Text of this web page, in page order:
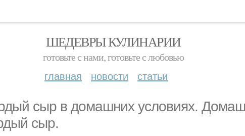
ШЕДЕВРЫ КУЛИНАРИИ
готовьте с нами, готовьте с любовью
главная новости статьи
сыр в домашних условиях.
сыр.